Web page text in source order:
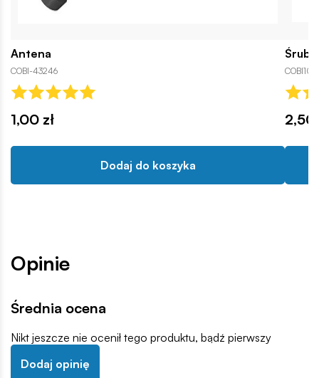
Antena
COBI-43246
1,00 zł
Dodaj do koszyka
Śruba
2,50
Opinie
Średnia ocena
Nikt jeszcze nie ocenił tego produktu, bądź pierwszy
Dodaj opinię